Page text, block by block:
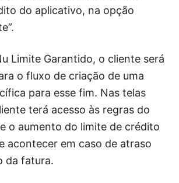
do aplicativo, na opção
Limite Garantido, o cliente será
o fluxo de criação de uma
para esse fim. Nas telas
terá acesso às regras do
o aumento do limite de crédito
acontecer em caso de atraso
da fatura.